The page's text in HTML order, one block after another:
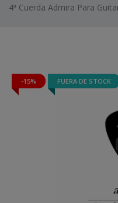
4ª Cuerda Admira Para
-15% FUERA DE STOCK